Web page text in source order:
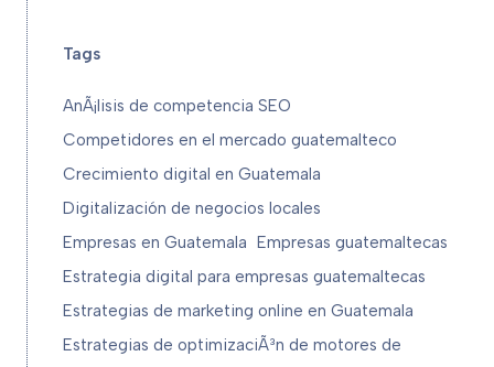
Tags
AnÃ¡lisis de competencia SEO
Competidores en el mercado guatemalteco
Crecimiento digital en Guatemala
Digitalización de negocios locales
Empresas en Guatemala Empresas guatemaltecas
Estrategia digital para empresas guatemaltecas
Estrategias de marketing online en Guatemala
Estrategias de optimizaciÃ³n de motores de